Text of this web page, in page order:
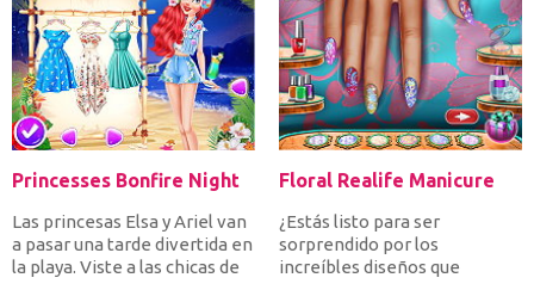
Princesses Bonfire Night
Las princesas Elsa y Ariel van
a pasar una tarde divertida en
la playa. Viste a las chicas de
Floral Realife Manicure
¿Estás listo para ser
sorprendido por los
increíbles diseños que